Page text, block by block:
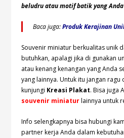
beludru atau motif batik yang
Baca juga:Produk Kerajinan
Souvenir miniatur berkualitas unik
butuhkan, apalagi jika di gunakan
atau kenang kenangan yang Anda
yang lainnya. Untuk itu jangan ragu
kunjungi Kreasi Plakat. Bisa juga
souvenir miniaturlainnya untuk
Info selengkapnya bisa hubungi
partner kerja Anda dalam